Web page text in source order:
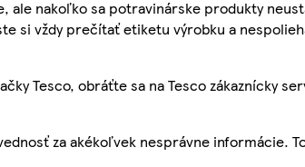
nakoľko sa potravinárske produkty
si vždy prečítať etiketu výrobku a
Tesco, obráťte sa na Tesco zákaznícky
za akékoľvek nesprávne informácie.